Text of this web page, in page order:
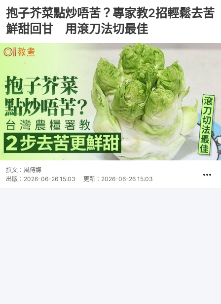
抱子芥菜點炒唔苦？專家教2招輕鬆去苦
鮮甜回甘 用滾刀法切最佳
撰文： 風傳媒
出版： 2026-06-26 15:03 更新： 2026-06-26 15:03